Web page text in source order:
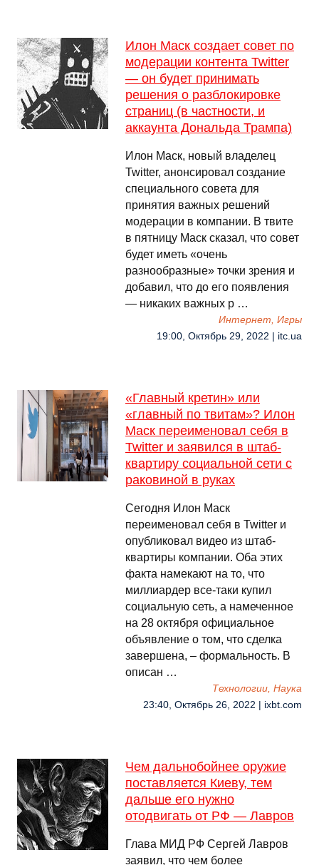
Илон Маск создает совет по
модерации контента Twitter
— он будет принимать
решения о разблокировке
страниц (в частности, и
аккаунта Дональда Трампа)
Илон Маск, новый владелец
Twitter, анонсировал создание
специального совета для
принятия важных решений
модерации в компании. В твите
в пятницу Маск сказал, что совет
будет иметь «очень
разнообразные» точки зрения и
добавил, что до его появления
— никаких важных р …
Интернет, Игры
19:00, Октябрь 29, 2022 | itc.ua
«Главный кретин» или
«главный по твитам»? Илон
Маск переименовал себя в
Twitter и заявился в штаб-
квартиру социальной сети с
раковиной в руках
Сегодня Илон Маск
переименовал себя в Twitter и
опубликовал видео из штаб-
квартиры компании. Оба этих
факта намекают на то, что
миллиардер все-таки купил
социальную сеть, а намеченное
на 28 октября официальное
объявление о том, что сделка
завершена, – формальность. В
описан …
Технологии, Наука
23:40, Октябрь 26, 2022 | ixbt.com
Чем дальнобойнее оружие
поставляется Киеву, тем
дальше его нужно
отодвигать от РФ — Лавров
Глава МИД РФ Сергей Лавров
заявил, что чем более